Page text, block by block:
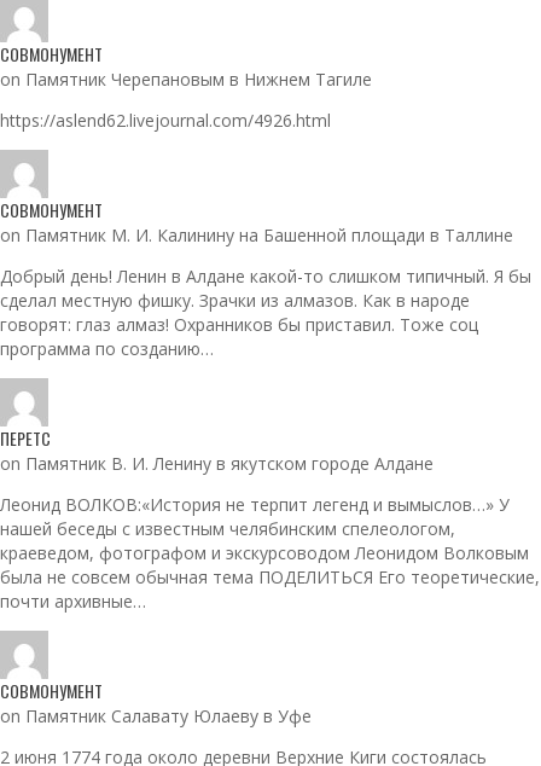
СОВМОНУМЕНТ
on Памятник Черепановым в Нижнем Тагиле
https://aslend62.livejournal.com/4926.html
СОВМОНУМЕНТ
on Памятник М. И. Калинину на Башенной площади в Таллине
Добрый день! Ленин в Алдане какой-то слишком типичный. Я бы
сделал местную фишку. Зрачки из алмазов. Как в народе
говорят: глаз алмаз! Охранников бы приставил. Тоже соц
программа по созданию…
ПЕРЕТС
on Памятник В. И. Ленину в якутском городе Алдане
Леонид ВОЛКОВ:«История не терпит легенд и вымыслов…» У
нашей беседы с известным челябинским спелеологом,
краеведом, фотографом и экскурсоводом Леонидом Волковым
была не совсем обычная тема ПОДЕЛИТЬСЯ Его теоретические,
почти архивные…
СОВМОНУМЕНТ
on Памятник Салавату Юлаеву в Уфе
2 июня 1774 года около деревни Верхние Киги состоялась